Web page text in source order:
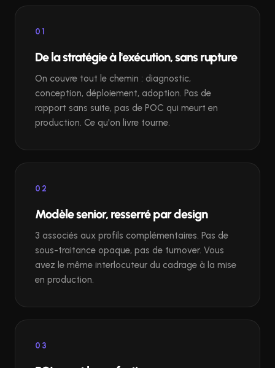
01
De la stratégie à l'exécution, sans rupture
On couvre tout le chemin : diagnostic,
conception, déploiement, adoption. Pas de
rapport sans suite, pas de POC qui meurt en
production. Ce qu'on livre tourne.
02
Modèle senior, resserré par design
3 associés aux profils complémentaires. Pas de
sous-traitance opaque, pas de turnover. Vous
avez le même interlocuteur du cadrage à la mise
en production.
03